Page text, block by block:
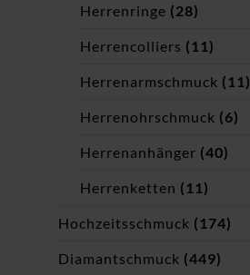
Herrenringe (28)
Herrencolliers (11)
Herrenarmschmuck (11)
Herrenohrschmuck (6)
Herrenanhänger (40)
Herrenketten (11)
Hochzeitsschmuck (174)
Diamantschmuck (449)